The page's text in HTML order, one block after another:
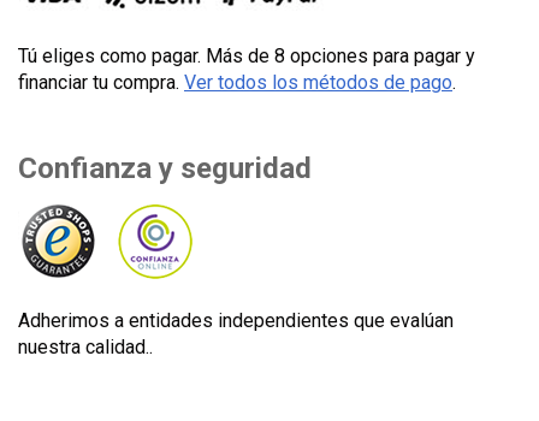
Tú eliges como pagar. Más de 8 opciones para pagar y
financiar tu compra. Ver todos los métodos de pago.
Confianza y seguridad
Adherimos a entidades independientes que evalúan
nuestra calidad..